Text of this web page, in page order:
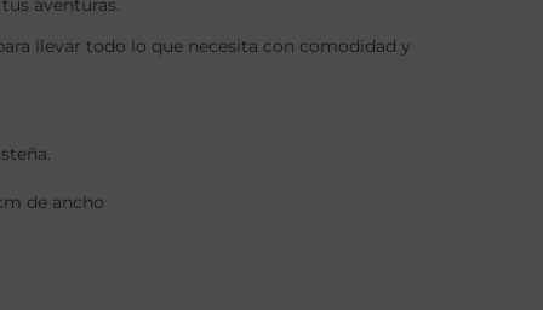
aventuras.
llevar todo lo que necesita con comodidad y
de ancho